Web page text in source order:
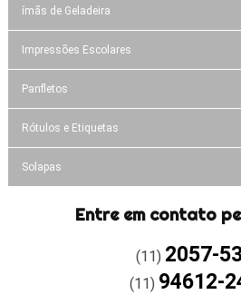
ímãs de Geladeira
Impressões Escolares
Panfletos
Rótulos e Etiquetas
Solapas
Entre em contato
(11) 2057-
(11) 94612-